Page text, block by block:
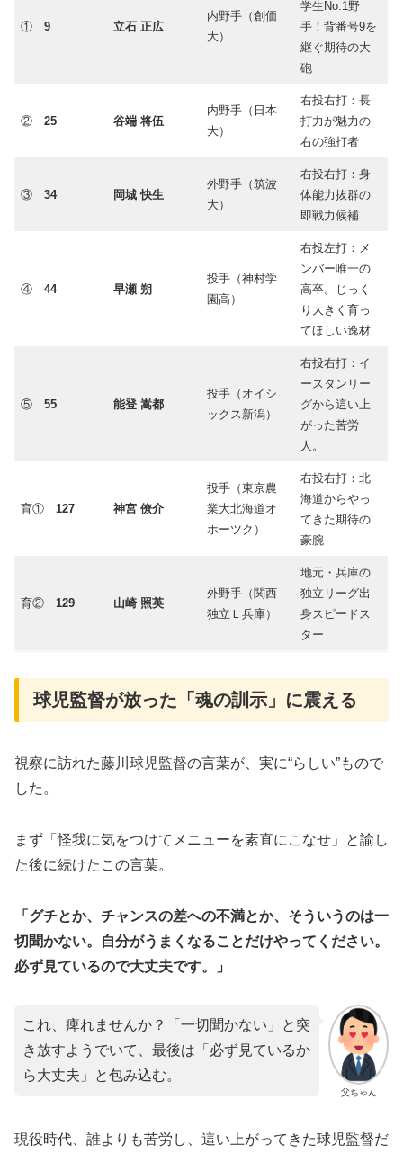
①9 立石 正広
内野手（創価
大）
学生No.1野
手！背番号9を
継ぐ期待の大
砲
②25 谷端 将伍
内野手（日本
大）
右投右打：長
打力が魅力の
右の強打者
③34 岡城 快生
外野手（筑波
大）
右投右打：身
体能力抜群の
即戦力候補
④44 早瀬 朔
投手（神村学
園高）
右投左打：メ
ンバー唯一の
高卒。じっく
り大きく育っ
てほしい逸材
⑤55 能登 嵩都
投手（オイシ
ックス新潟）
右投右打：イ
ースタンリー
グから這い上
がった苦労
人。
育① 127 神宮 僚介
投手（東京農
業大北海道オ
ホーツク）
右投右打：北
海道からやっ
てきた期待の
豪腕
育② 129 山崎 照英
外野手（関西
独立Ｌ兵庫）
地元・兵庫の
独立リーグ出
身スピードス
ター
​球児監督が放った「魂の訓示」に震える
​視察に訪れた藤川球児監督の言葉が、実に“らしい”もので
した。
まず「怪我に気をつけてメニューを素直にこなせ」と諭し
た後に続けたこの言葉。
「グチとか、チャンスの差への不満とか、そういうのは一
切聞かない。自分がうまくなることだけやってください。
必ず見ているので大丈夫です。」
父ちゃん
これ、痺れませんか？「一切聞かない」と突
き放すようでいて、最後は「必ず見ているか
ら大丈夫」と包み込む。
現役時代、誰よりも苦労し、這い上がってきた球児監督だ